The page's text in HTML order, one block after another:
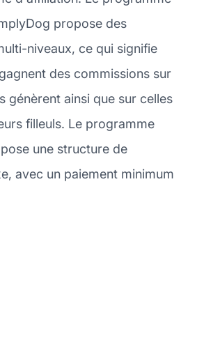
propose des
niveaux, ce qui signifie
des commissions sur
génèrent ainsi que sur celles
filleuls. Le programme
une structure de
avec un paiement minimum